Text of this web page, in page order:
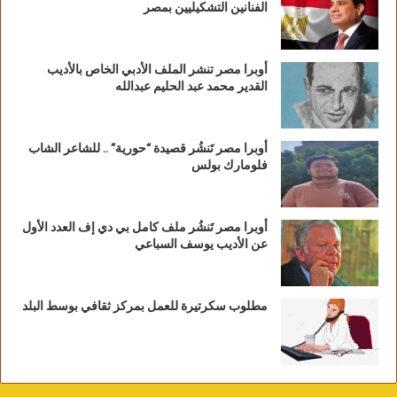
البدء 14/5/1970 العودة 15/5/1970
الغرض من المامورية تدمير الرصيف الحربي لميناء
إيلات واعطاب بيت شيفع .
نتائج المامورية :
تم وضع الالغام بميناء إيلات، وهذه الالغام انفجرت
قبل وصول القطع البحرية وتم نسف الرصيف
كانت تعمل في المنطقة (أطلق اللواء الدخاخني
الاسم الكودي على العملية نسبة إلى اسمة هو
شخصيا) .
وفي خضم حرب الاستنزاف كان لصاحبنا بصمات
ذات اثر في عديد من العمليات الفدائية النوعية
التي شنت بمساعدة قوات الثورة الفلسطينية
[قوات عين جالوت ومجموعة ابو هاني] من على
الفنانين التشكيليين بمصر
أوبرا مصر تنشر الملف الأدبي الخاص بالأديب
القدير محمد عبد الحليم عبدالله
أوبرا مصر تَنشُر قصيدة “حورية” .. للشاعر الشاب
فلومارك بولس
أوبرا مصر تَنشُر ملف كامل بي دي إف العدد الأول
عن الأديب يوسف السباعي
مطلوب سكرتيرة للعمل بمركز ثقافي بوسط البلد